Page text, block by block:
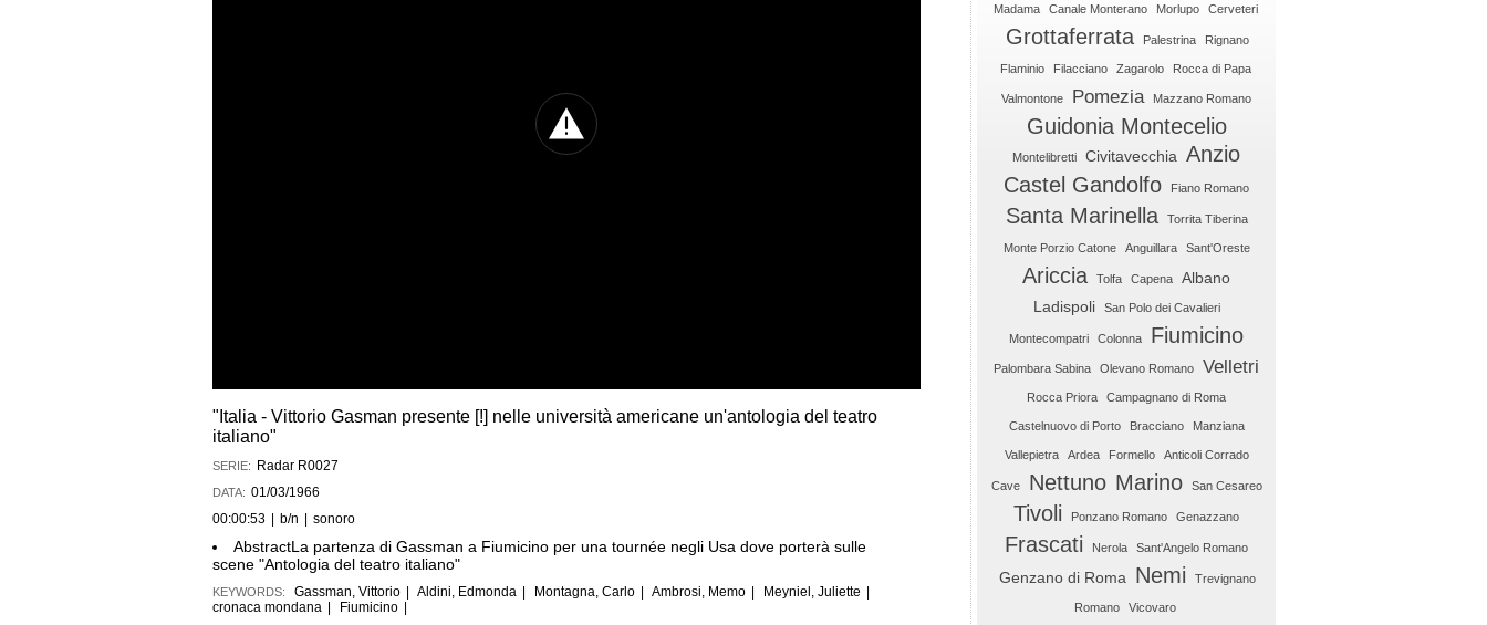
"Italia - Vittorio Gasman presente [!] nelle università americane un'antologia del teatro
italiano"
SERIE: Radar R0027
DATA: 01/03/1966
00:00:53
b/n sonoro
AbstractLa partenza di Gassman a Fiumicino per una tournée negli Usa dove porterà sulle
scene "Antologia del teatro italiano"
KEYWORDS: Gassman, Vittorio Aldini, Edmonda Montagna, Carlo Ambrosi, Memo Meyniel, Juliette
cronaca mondana
Fiumicino
Madama Canale Monterano Morlupo Cerveteri
Grottaferrata Palestrina Rignano
Flaminio Filacciano Zagarolo Rocca di Papa
Valmontone Pomezia Mazzano Romano
Guidonia Montecelio
Montelibretti Civitavecchia Anzio
Castel Gandolfo
Fiano Romano
Santa Marinella Torrita Tiberina
Monte Porzio Catone Anguillara Sant'Oreste
Ariccia Tolfa Capena
Albano
Ladispoli
San Polo dei Cavalieri
Montecompatri Colonna Fiumicino
Palombara Sabina Olevano Romano Velletri
Rocca Priora Campagnano di Roma
Castelnuovo di Porto Bracciano Manziana
Vallepietra Ardea Formello Anticoli Corrado
Cave Nettuno Marino San Cesareo
Tivoli Ponzano Romano Genazzano
Frascati Nerola Sant'Angelo Romano
Genzano di Roma Nemi Trevignano
Romano Vicovaro